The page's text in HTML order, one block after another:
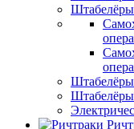
Штабелёры